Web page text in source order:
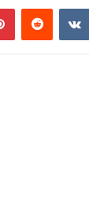
PinterestReddit